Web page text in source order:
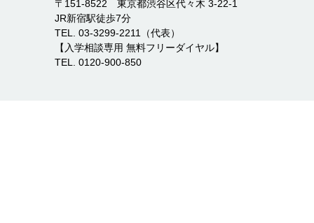
〒151-8522 東京都渋谷区代々木 3-22-1
JR新宿駅徒歩7分
TEL. 03-3299-2211（代表）
【入学相談専用 無料フリーダイヤル】
TEL. 0120-900-850